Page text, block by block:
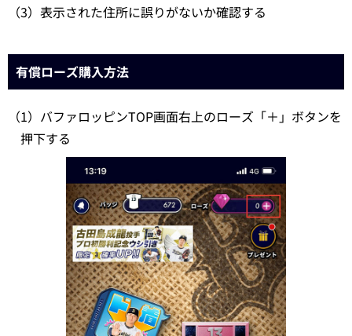
（3）表示された住所に誤りがないか確認する
有償ローズ購入方法
（1）バファロッピンTOP画面右上のローズ「＋」ボタンを
押下する